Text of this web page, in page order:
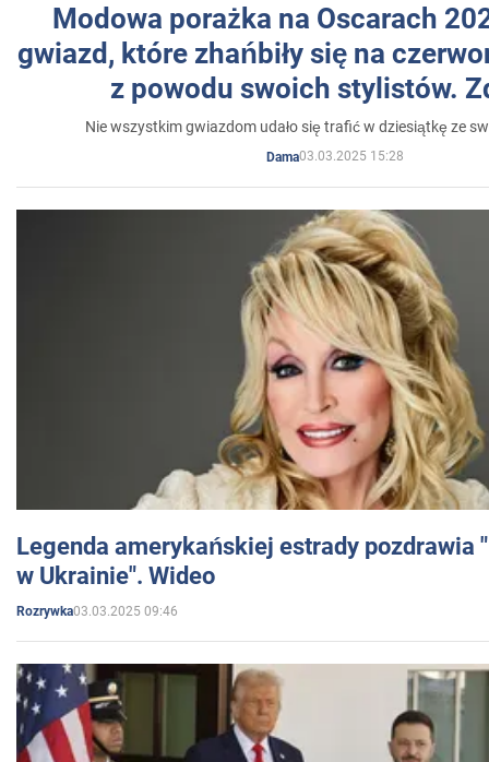
Modowa porażka na Oscarach
gwiazd, które zhańbiły się na
z powodu swoich stylistów.
Nie wszystkim gwiazdom udało się trafić w dziesiątkę ze
Dama03.03.2025 15:28
Legenda amerykańskiej estrady pozdrawia
w Ukrainie". Wideo
Rozrywka03.03.2025 09:46